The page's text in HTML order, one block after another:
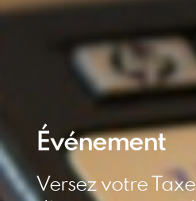
Événement
Versez votre Taxe